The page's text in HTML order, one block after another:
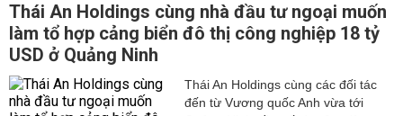
Thái An Holdings cùng nhà đầu tư ngoại muốn
làm tổ hợp cảng biển đô thị công nghiệp 18 tỷ
USD ở Quảng Ninh
Thái An Holdings cùng các đối tác
đến từ Vương quốc Anh vừa tới